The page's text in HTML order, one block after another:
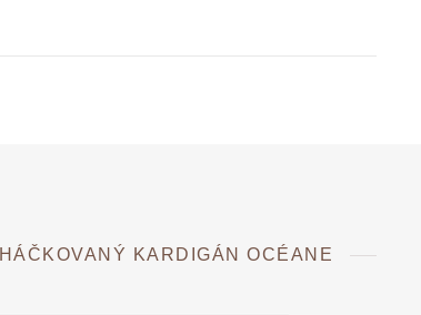
HÁČKOVANÝ KARDIGÁN OCÉANE